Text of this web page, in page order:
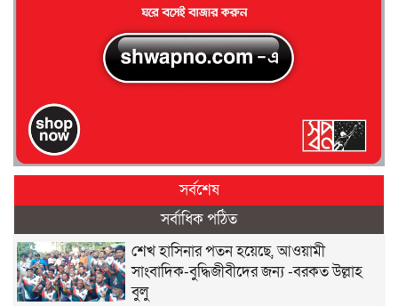
সর্বশেষ
সর্বাধিক পঠিত
শেখ হাসিনার পতন হয়েছে, আওয়ামী
সাংবাদিক-বুদ্ধিজীবীদের জন্য -বরকত উল্লাহ
বুলু